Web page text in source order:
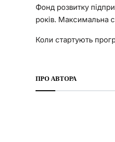
Фонд розвитку
років. Максимальна
Коли стартують
ПРО АВТОРА